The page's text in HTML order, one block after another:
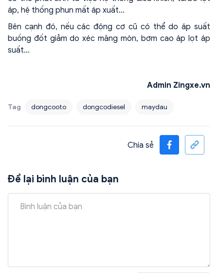
áp, hệ thống phun mất áp xuất...
Bên cạnh đó, nếu các động cơ cũ có thể do áp suất
buồng đốt giảm do xéc măng mòn, bơm cao áp lọt áp
suất...
Admin Zingxe.vn
Tag dongcooto dongcodiesel maydau
Chia sẻ
Để lại bình luận của bạn